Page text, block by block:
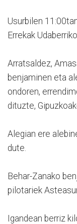
Usurbilen
Errekak
Arratsaldez,
benjaminen eta
ondoren,
dituzte,
Alegian ere
dute.
Behar-Zanako
pilotariek
Igandean berriz